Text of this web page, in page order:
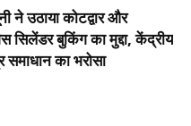
ने उठाया कोटद्वार और
सिलेंडर बुकिंग का मुद्दा, केंद्रीय
समाधान का भरोसा